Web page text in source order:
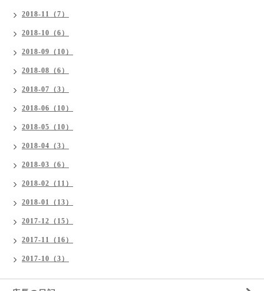
2018-11（7）
2018-10（6）
2018-09（10）
2018-08（6）
2018-07（3）
2018-06（10）
2018-05（10）
2018-04（3）
2018-03（6）
2018-02（11）
2018-01（13）
2017-12（15）
2017-11（16）
2017-10（3）